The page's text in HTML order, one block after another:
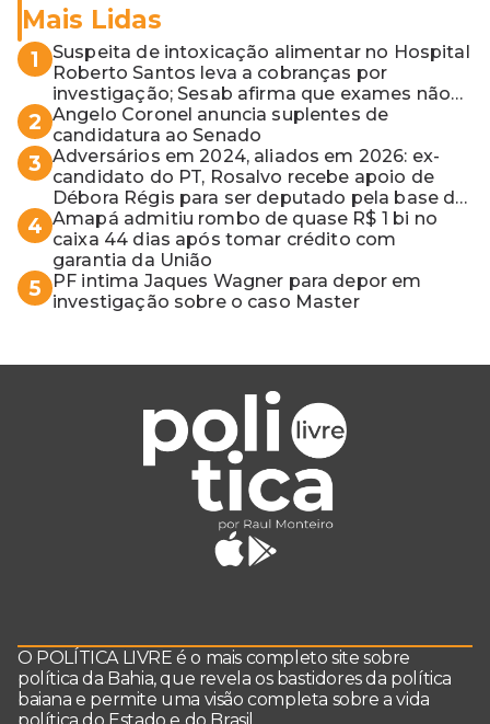
Mais Lidas
1
Suspeita de intoxicação alimentar no Hospital
Roberto Santos leva a cobranças por
investigação; Sesab afirma que exames não
apontaram contaminação
2 Angelo Coronel anuncia suplentes de
candidatura ao Senado
3 Adversários em 2024, aliados em 2026: ex-
candidato do PT, Rosalvo recebe apoio de
Débora Régis para ser deputado pela base de
ACM Neto
4 Amapá admitiu rombo de quase R$ 1 bi no
caixa 44 dias após tomar crédito com
garantia da União
5
PF intima Jaques Wagner para depor em
investigação sobre o caso Master
O POLÍTICA LIVRE é o mais completo site sobre
política da Bahia, que revela os bastidores da política
baiana e permite uma visão completa sobre a vida